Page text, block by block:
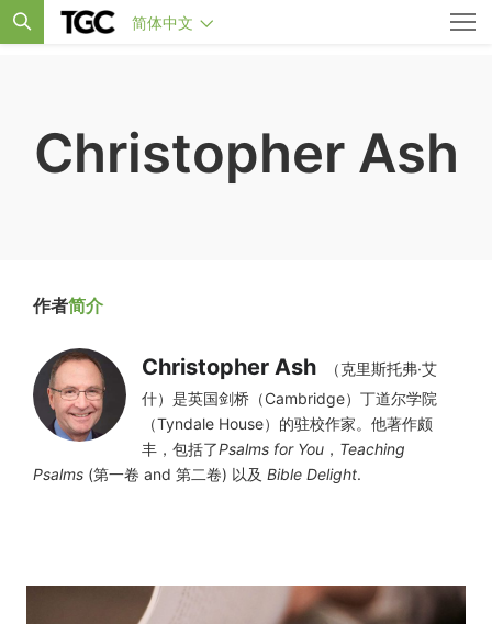
简体中文
Christopher Ash
作者简介
Christopher Ash
（克里斯托弗·艾
什）是英国剑桥（Cambridge）丁道尔学院
（Tyndale House）的驻校作家。他著作颇
丰，包括了Psalms for You ， Teaching
Psalms (第一卷 and 第二卷) 以及 Bible Delight.